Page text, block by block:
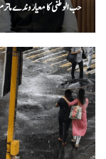
حب الوطنی کا معیار وندے